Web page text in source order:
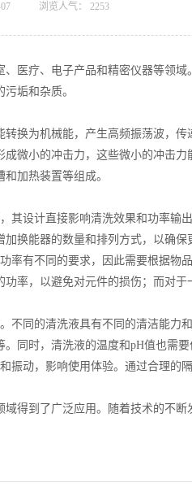
浏览人气： 2253
疗、电子产品和精密仪器等领域
垢和杂质。
换为机械能，产生高频振荡波，
微小的冲击力，这些微小的冲击力
加热装置等组成。
设计直接影响清洗效果和功率输
换能器的数量和排列方式，以确保
有不同的要求，因此需要根据物
率，以避免对元件的损伤；而对
同的清洗液具有不同的清洁能力和
同时，清洗液的温度和pH值也需要
动，影响使用体验。通过合理的
到了广泛应用。随着技术的不断